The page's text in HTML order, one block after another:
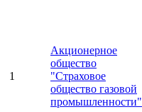
1
Акционерное
общество
"Страховое
общество газовой
промышленности"